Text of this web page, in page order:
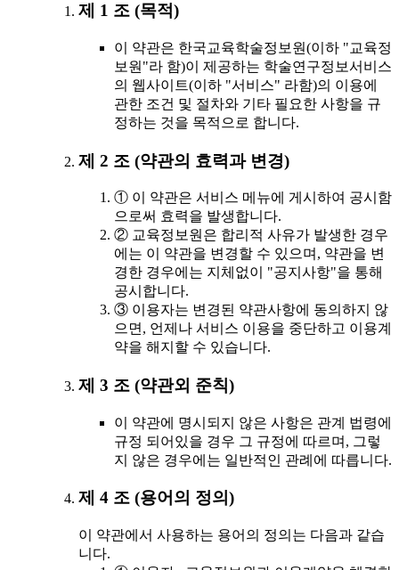
제 1 조 (목적)
이 약관은 한국교육학술정보원(이하 "교육정
보원"라 함)이 제공하는 학술연구정보서비스
의 웹사이트(이하 "서비스" 라함)의 이용에
관한 조건 및 절차와 기타 필요한 사항을 규
정하는 것을 목적으로 합니다.
제 2 조 (약관의 효력과 변경)
① 이 약관은 서비스 메뉴에 게시하여 공시함
으로써 효력을 발생합니다.
② 교육정보원은 합리적 사유가 발생한 경우
에는 이 약관을 변경할 수 있으며, 약관을 변
경한 경우에는 지체없이 "공지사항"을 통해
공시합니다.
③ 이용자는 변경된 약관사항에 동의하지 않
으면, 언제나 서비스 이용을 중단하고 이용계
약을 해지할 수 있습니다.
제 3 조 (약관외 준칙)
이 약관에 명시되지 않은 사항은 관계 법령에
규정 되어있을 경우 그 규정에 따르며, 그렇
지 않은 경우에는 일반적인 관례에 따릅니다.
제 4 조 (용어의 정의)
이 약관에서 사용하는 용어의 정의는 다음과 같습
니다.